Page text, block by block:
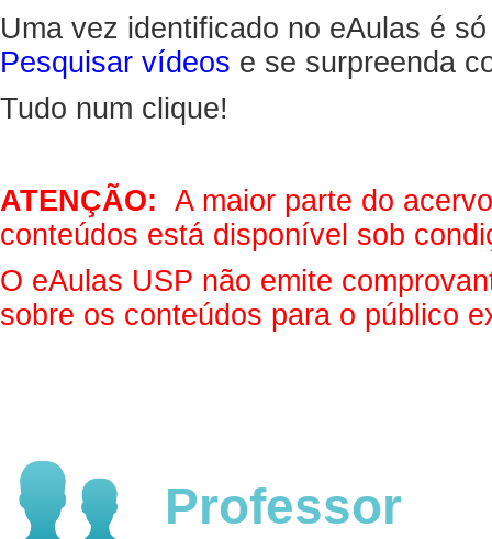
Uma vez identificado no eAulas é
Pesquisar vídeos e se surpreenda
Tudo num clique!
ATENÇÃO: A maior parte do
conteúdos está disponível sob
O eAulas USP não emite
sobre os conteúdos para o público
Professor